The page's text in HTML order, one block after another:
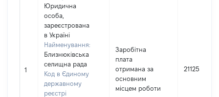
1
Юридична
особа,
зареєстрована
в Україні
Найменування:
Близнюківська
селищна рада
Код в Єдиному
державному
реєстрі
Заробітна
плата
отримана за
основним
місцем роботи
211253